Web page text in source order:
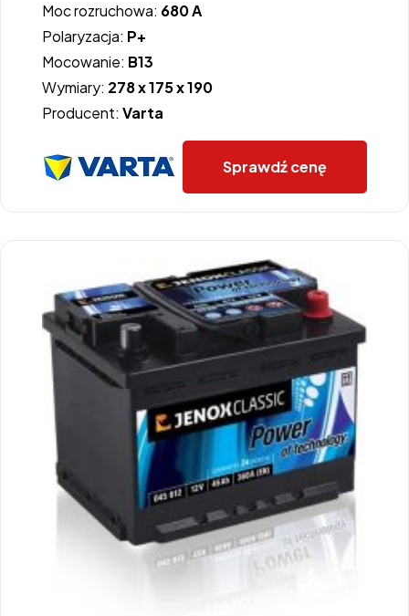
Moc rozruchowa: 680 A
Polaryzacja: P+
Mocowanie: B13
Wymiary: 278 x 175 x 190
Producent: Varta
Sprawdź cenę